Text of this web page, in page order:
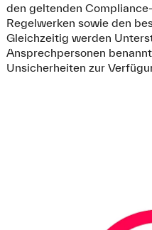
den geltenden
Regelwerken sowie den
Gleichzeitig werden
Ansprechpersonen
Unsicherheiten zur